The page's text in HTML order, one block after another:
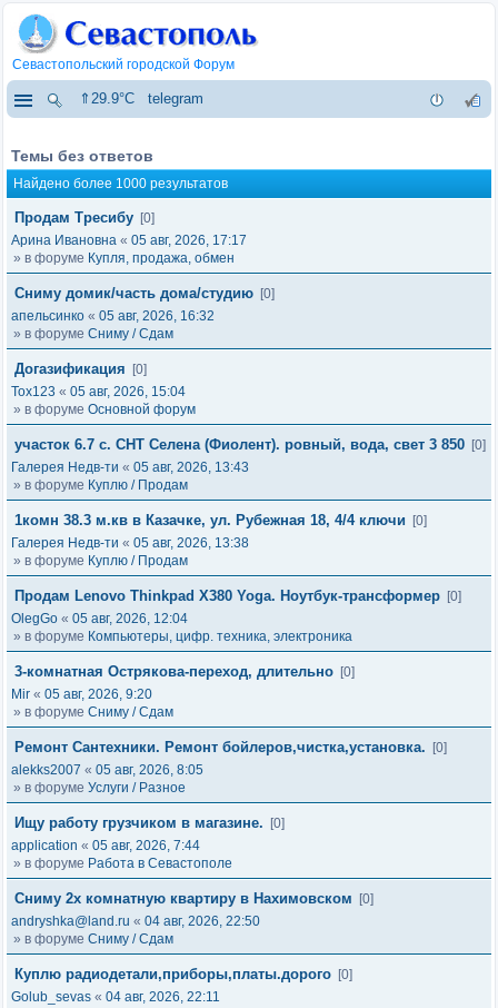
Севастопольский городской Форум
⇑29.9°C telegram
Темы без ответов
Найдено более 1000 результатов
Продам Тресибу [0]
Арина Ивановна « 05 авг, 2026, 17:17
» в форуме Купля, продажа, обмен
Сниму домик/часть дома/студию [0]
апельсинко « 05 авг, 2026, 16:32
» в форуме Сниму / Сдам
Догазификация
[0]
Tox123 « 05 авг, 2026, 15:04
» в форуме Основной форум
участок 6.7 с. СНТ Селена (Фиолент). ровный, вода, свет 3 850 [0]
Галерея Недв-ти « 05 авг, 2026, 13:43
» в форуме Куплю / Продам
1комн 38.3 м.кв в Казачке, ул. Рубежная 18, 4/4 ключи
[0]
Галерея Недв-ти « 05 авг, 2026, 13:38
» в форуме Куплю / Продам
Продам Lenovo Thinkpad X380 Yoga. Ноутбук-трансформер [0]
OlegGo « 05 авг, 2026, 12:04
» в форуме Компьютеры, цифр. техника, электроника
3-комнатная Острякова-переход, длительно [0]
Mir « 05 авг, 2026, 9:20
» в форуме Сниму / Сдам
Ремонт Сантехники. Ремонт бойлеров,чистка,установка.
[0]
alekks2007 « 05 авг, 2026, 8:05
» в форуме Услуги / Разное
Ищу работу грузчиком в магазине.
[0]
application « 05 авг, 2026, 7:44
» в форуме Работа в Севастополе
Сниму 2х комнатную квартиру в Нахимовском
[0]
andryshka@land.ru « 04 авг, 2026, 22:50
» в форуме Сниму / Сдам
Куплю радиодетали,приборы,платы.дорого [0]
Golub_sevas « 04 авг, 2026, 22:11